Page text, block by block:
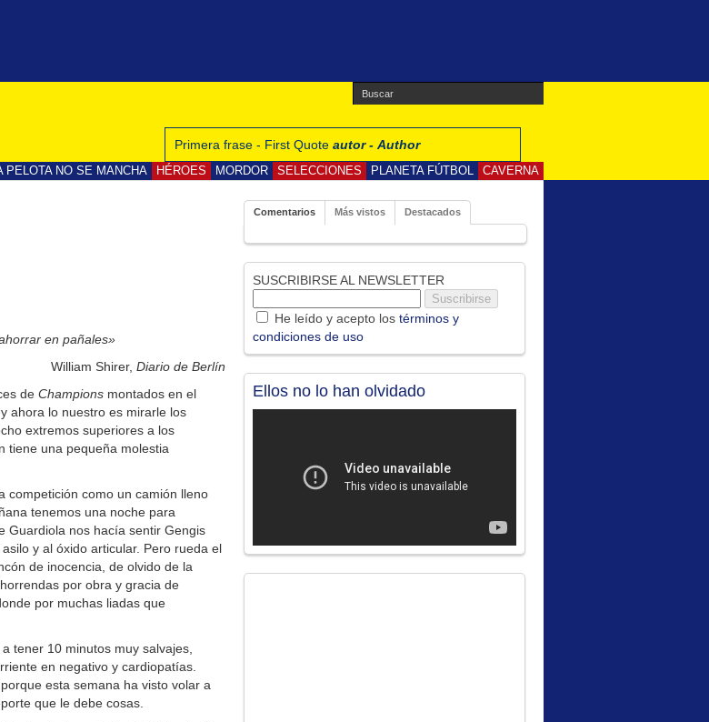
Primera frase - First Quote autor - Author
PELOTA NO SE MANCHA HÉROES MORDOR SELECCIONES PLANETA FÚTBOL CAVERNA
en pañales»
William Shirer, Diario de Berlín
de Champions montados en el
ahora lo nuestro es mirarle los
extremos superiores a los
tiene una pequeña molestia
competición como un camión lleno
tenemos una noche para
Guardiola nos hacía sentir Gengis
y al óxido articular. Pero rueda el
de inocencia, de olvido de la
por obra y gracia de
por muchas liadas que
tener 10 minutos muy salvajes,
en negativo y cardiopatías.
esta semana ha visto volar a
que le debe cosas.
Comentarios Más vistos Destacados
SUSCRIBIRSE AL NEWSLETTER
He leído y acepto los términos y
condiciones de uso
Ellos no lo han olvidado